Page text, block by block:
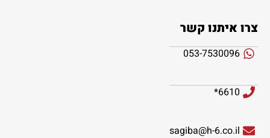
צרו איתנו קשר
053-7530096
6610*
sagiba@h-6.co.il